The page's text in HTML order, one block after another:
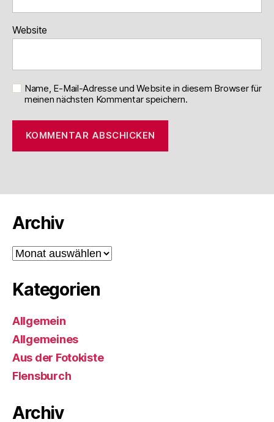
Website
Name, E-Mail-Adresse und Website in diesem Browser für
meinen nächsten Kommentar speichern.
Archiv
Archiv
Kategorien
Allgemein
Allgemeines
Aus der Fotokiste
Flensburch
Archiv